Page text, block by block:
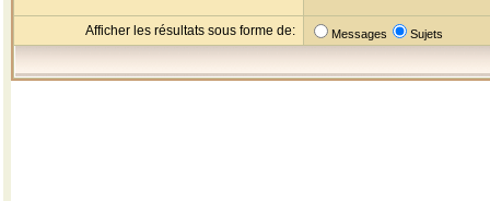
Afficher les résultats sous forme de: Messages Sujets